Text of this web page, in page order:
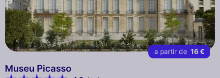
a partir de 16 €
Museu Picasso